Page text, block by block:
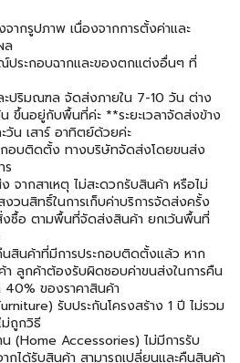
ากรูปภาพ เนื่องจากการตั้งค่าและ
ล
ประกอบฉากและของตกแต่งอื่นๆ ที่
ะปริมณฑล จัดส่งภายใน 7-10 วัน ต่าง
ขึ้นอยู่กับพื้นที่ค่ะ **ระยะเวลาจัดส่งข้าง
น เสาร์ อาทิตย์ด้วยค่ะ
กอบติดตั้ง ทางบริษัทจัดส่งโดยขนส่ง
ร
จากสาเหตุ ไม่สะดวกรับสินค้า หรือไม่
วนสิทธิ์ในการเก็บค่าบริการจัดส่งครั้ง
ซื้อ ตามพื้นที่จัดส่งสินค้า ยกเว้นพื้นที่
สินค้าที่มีการประกอบติดตั้งแล้ว หาก
ลูกค้าต้องรับผิดชอบค่าขนส่งในการคืน
40% ของราคาสินค้า
รับประกันโครงสร้าง 1 ปี ไม่รวม
ม่ถูกวิธี
(Home Accessories) ไม่มีการรับ
กได้รับสินค้า สามารถเปลี่ยนและคืนสินค้า